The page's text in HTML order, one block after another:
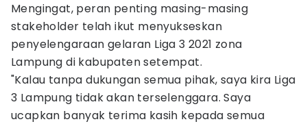
Mengingat, peran penting masing-masing
stakeholder telah ikut menyukseskan
penyelengaraan gelaran Liga 3 2021 zona
Lampung di kabupaten setempat.
"Kalau tanpa dukungan semua pihak, saya kira Liga
3 Lampung tidak akan terselenggara. Saya
ucapkan banyak terima kasih kepada semua